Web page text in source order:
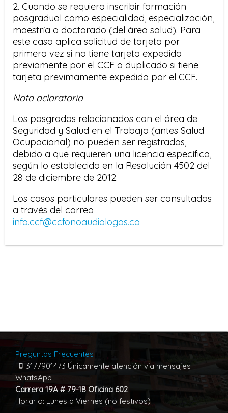
2. Cuando se requiera inscribir formación
posgradual como especialidad, especialización,
maestría o doctorado (del área salud). Para
este caso aplica solicitud de tarjeta por
primera vez si no tiene tarjeta expedida
previamente por el CCF o duplicado si tiene
tarjeta previmamente expedida por el CCF.
Nota aclaratoria
Los posgrados relacionados con el área de
Seguridad y Salud en el Trabajo (antes Salud
Ocupacional) no pueden ser registrados,
debido a que requieren una licencia específica,
según lo establecido en la Resolución 4502 del
28 de diciembre de 2012.
Los casos particulares pueden ser consultados
a través del correo
info.ccf@ccfonoaudiologos.co
Preguntas Frecuentes
3177901473 Únicamente atención vía mensajes
WhatsApp
Carrera 19A # 79-18 Oficina 602
Horario: Lunes a Viernes (no festivos)